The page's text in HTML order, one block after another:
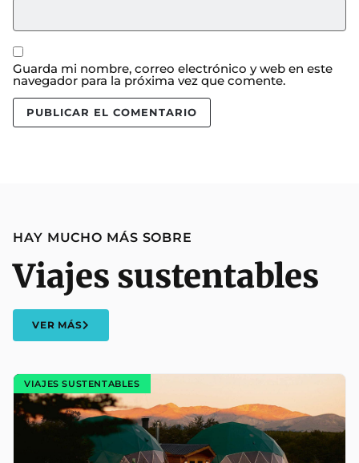
Guarda mi nombre, correo electrónico y web en este
navegador para la próxima vez que comente.
HAY MUCHO MÁS SOBRE
Viajes sustentables
VER MÁS
VIAJES SUSTENTABLES